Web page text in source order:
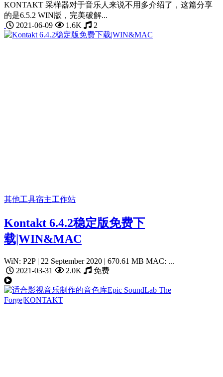
KONTAKT 采样器对于音乐人来说不用多介绍了，这篇分享
的是6.5.2 WIN版，完美破解...
2021-06-09
1.6K 2
其他工具宿主工作站
Kontakt 6.4.2稳定版免费下
载|WIN&MAC
WiN: P2P | 22 September 2020 | 670.61 MB MAC: ...
2021-03-31
2.0K 免费